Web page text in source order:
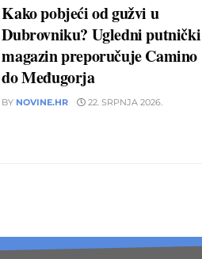
Kako pobjeći od gužvi u
Dubrovniku? Ugledni putnički
magazin preporučuje Camino
do Međugorja
BY NOVINE.HR 22. SRPNJA 2026.